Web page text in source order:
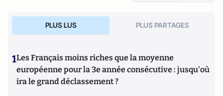
PLUS LUS PLUS PARTAGES
1Les Français moins riches que la moyenne
européenne pour la 3e année consécutive : jusqu'où
ira le grand déclassement ?